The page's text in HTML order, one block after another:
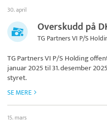
30. april
Overskudd på
TG Partners VI P/S
TG Partners VI P/S Holding
januar 2025 til 31. desember
styret.
SE MERE
15. mars